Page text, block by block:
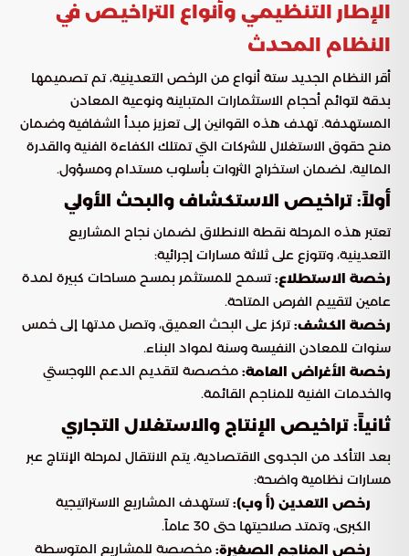
الإطار التنظيمي وأنواع التراخيص في
النظام المحدث
أقر النظام الجديد ستة أنواع من الرخص التعدينية، تم تصميمها
بدقة لتوائم أحجام الاستثمارات المتباينة ونوعية المعادن
المستهدفة. تهدف هذه القوانين إلى تعزيز مبدأ الشفافية وضمان
منح حقوق الاستغلال للشركات التي تمتلك الكفاءة الفنية والقدرة
المالية، لضمان استخراج الثروات بأسلوب مستدام ومسؤول.
أولاً: تراخيص الاستكشاف والبحث الأولي
تعتبر هذه المرحلة نقطة الانطلاق لضمان نجاح المشاريع
التعدينية، وتتوزع على ثلاثة مسارات إجرائية:
رخصة الاستطلاع:تسمح للمستثمر بمسح مساحات كبيرة لمدة
عامين لتقييم الفرص المتاحة.
رخصة الكشف:تركز على البحث العميق، وتصل مدتها إلى خمس
سنوات للمعادن النفيسة وسنة لمواد البناء.
رخصة الأغراض العامة: مخصصة لتقديم الدعم اللوجستي
والخدمات الفنية للمناجم القائمة.
ثانياً: تراخيص الإنتاج والاستغلال التجاري
بعد التأكد من الجدوى الاقتصادية، يتم الانتقال لمرحلة الإنتاج عبر
مسارات نظامية واضحة:
رخص التعدين (أ وب):تستهدف المشاريع الاستراتيجية
الكبرى، وتمتد صلاحيتها حتى 30 عاماً.
رخص المناجم الصغيرة: مخصصة للمشاريع المتوسطة